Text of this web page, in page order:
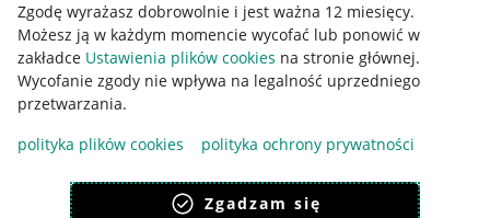
Zgodę wyrażasz dobrowolnie i jest ważna 12 miesięcy.
Możesz ją w każdym momencie wycofać lub ponowić w
zakładce Ustawienia plików cookies na stronie głównej.
Wycofanie zgody nie wpływa na legalność uprzedniego
przetwarzania.
polityka plików cookies
polityka ochrony prywatności
Zgadzam się
Pobierz aplikację